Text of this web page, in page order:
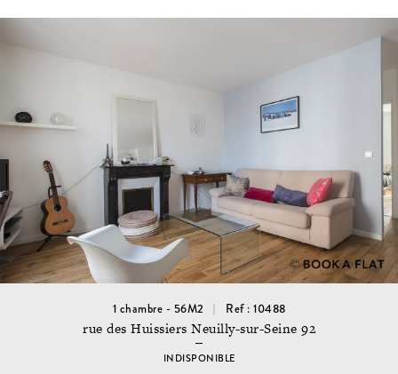
1 chambre - 56M2 Ref : 10488
rue des Huissiers Neuilly-sur-Seine 92
INDISPONIBLE